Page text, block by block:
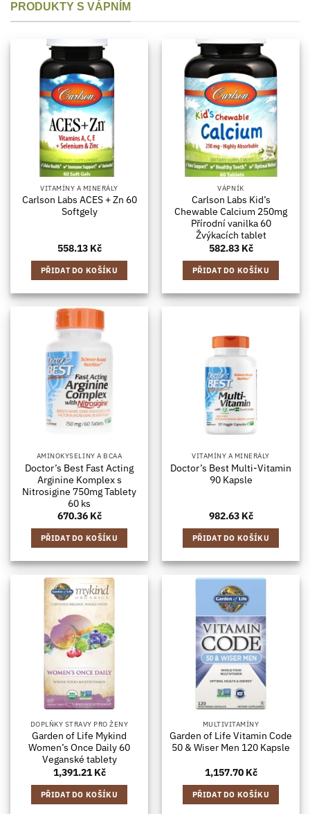
PRODUKTY S VÁPNÍM
VITAMÍNY A MINERÁLY
Carlson Labs ACES + Zn 60
Softgely
558.13 Kč
PŘIDAT DO KOŠÍKU
VÁPNÍK
Carlson Labs Kid’s
Chewable Calcium 250mg
Přírodní vanilka 60
Žvýkacích tablet
582.83 Kč
PŘIDAT DO KOŠÍKU
AMINOKYSELINY A BCAA
Doctor’s Best Fast Acting
Arginine Komplex s
Nitrosigine 750mg Tablety
60 ks
670.36 Kč
PŘIDAT DO KOŠÍKU
VITAMÍNY A MINERÁLY
Doctor’s Best Multi-Vitamin
90 Kapsle
982.63 Kč
PŘIDAT DO KOŠÍKU
DOPLŇKY STRAVY PRO ŽENY
Garden of Life Mykind
Women’s Once Daily 60
Veganské tablety
1,391.21Kč
PŘIDAT DO KOŠÍKU
MULTIVITAMÍNY
Garden of Life Vitamin Code
50 & Wiser Men 120 Kapsle
1,157.70 Kč
PŘIDAT DO KOŠÍKU